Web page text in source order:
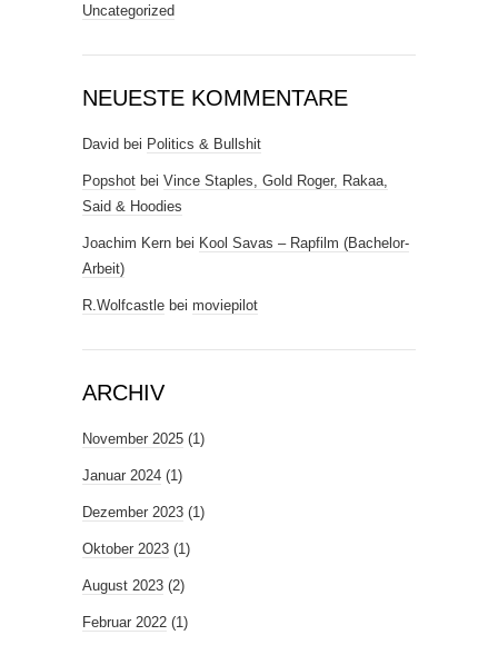
Uncategorized
NEUESTE KOMMENTARE
David bei Politics & Bullshit
Popshot bei Vince Staples, Gold Roger, Rakaa,
Said & Hoodies
Joachim Kern bei Kool Savas – Rapfilm (Bachelor-
Arbeit)
R.Wolfcastle bei moviepilot
ARCHIV
November 2025 (1)
Januar 2024 (1)
Dezember 2023 (1)
Oktober 2023 (1)
August 2023 (2)
Februar 2022 (1)